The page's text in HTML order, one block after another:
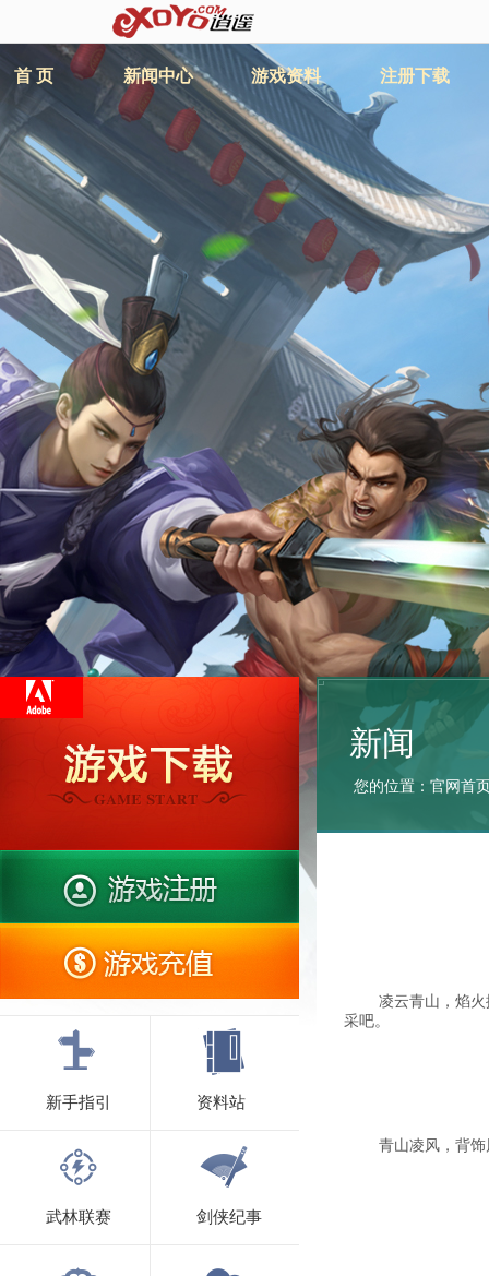
首 页 新闻中心 游戏资料 注册下载
新手指引 资料站
武林联赛 剑侠纪事
新闻
您的位置： 官网首
凌云青山，焰火振
采吧。
青山凌风，背饰风